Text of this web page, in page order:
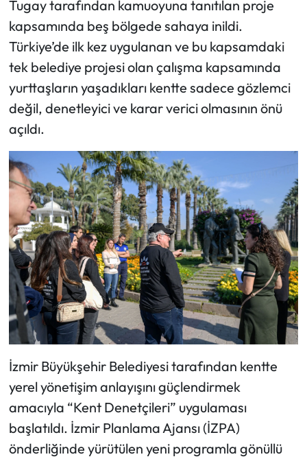
Tugay tarafından kamuoyuna tanıtılan proje
kapsamında beş bölgede sahaya inildi.
Türkiye’de ilk kez uygulanan ve bu kapsamdaki
tek belediye projesi olan çalışma kapsamında
yurttaşların yaşadıkları kentte sadece gözlemci
değil, denetleyici ve karar verici olmasının önü
açıldı.
İzmir Büyükşehir Belediyesi tarafından kentte
yerel yönetişim anlayışını güçlendirmek
amacıyla “Kent Denetçileri” uygulaması
başlatıldı. İzmir Planlama Ajansı (İZPA)
önderliğinde yürütülen yeni programla gönüllü